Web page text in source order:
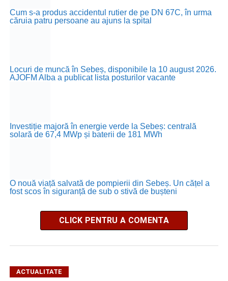
Cum s-a produs accidentul rutier de pe DN 67C, în urma
căruia patru persoane au ajuns la spital
Locuri de muncă în Sebeș, disponibile la 10 august 2026.
AJOFM Alba a publicat lista posturilor vacante
Investiție majoră în energie verde la Sebeș: centrală
solară de 67,4 MWp și baterii de 181 MWh
O nouă viață salvată de pompierii din Sebeș. Un cățel a
fost scos în siguranță de sub o stivă de bușteni
CLICK PENTRU A COMENTA
ACTUALITATE